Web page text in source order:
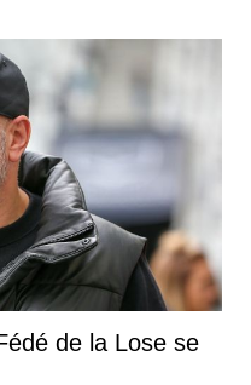
de la Lose se